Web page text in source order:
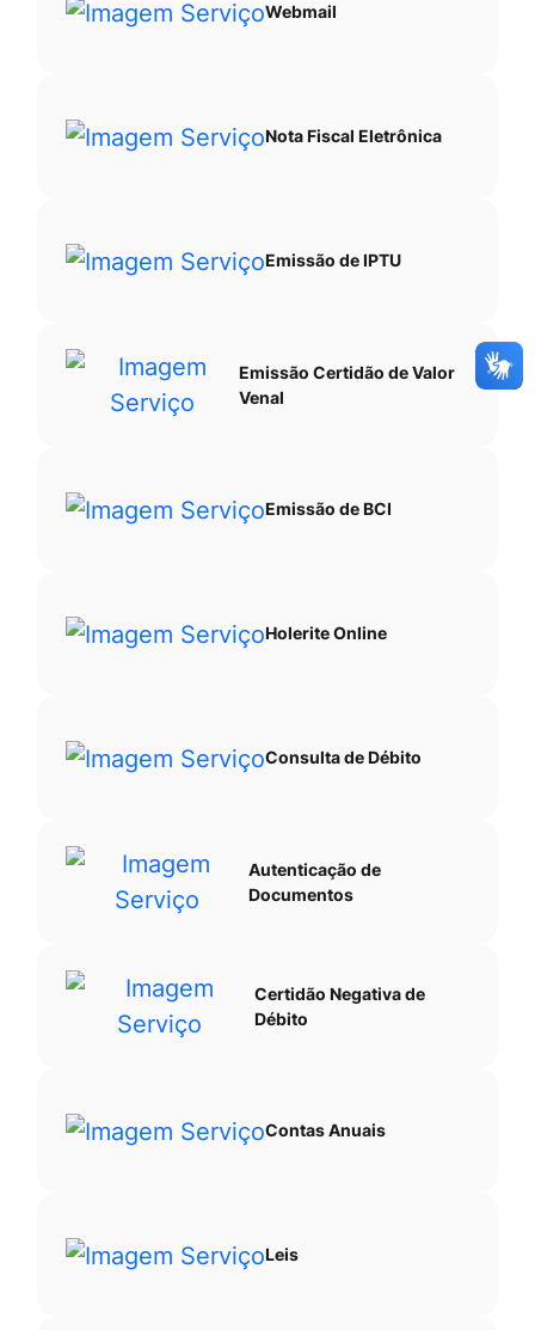
Webmail
Nota Fiscal Eletrônica
Emissão de IPTU
Emissão Certidão de Valor
Venal
Emissão de BCI
Holerite Online
Consulta de Débito
Autenticação de
Documentos
Certidão Negativa de
Débito
Contas Anuais
Leis